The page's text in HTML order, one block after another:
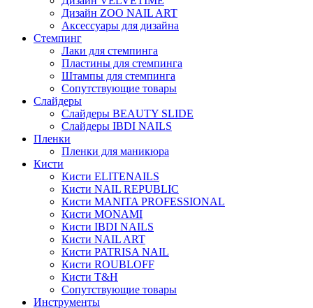
Дизайн ZOO NAIL ART
Аксессуары для дизайна
Стемпинг
Лаки для стемпинга
Пластины для стемпинга
Штампы для стемпинга
Сопутствующие товары
Слайдеры
Слайдеры BEAUTY SLIDE
Слайдеры IBDI NAILS
Пленки
Пленки для маникюра
Кисти
Кисти ELITENAILS
Кисти NAIL REPUBLIC
Кисти MANITA PROFESSIONAL
Кисти MONAMI
Кисти IBDI NAILS
Кисти NAIL ART
Кисти PATRISA NAIL
Кисти ROUBLOFF
Кисти T&H
Сопутствующие товары
Инструменты